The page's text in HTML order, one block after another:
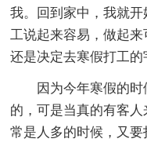
我。回到家中，我就
工说起来容易，做起
还是决定去寒假打工的
因为今年寒假的时
的，可是当真的有客
常是人多的时候，又